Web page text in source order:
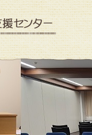
ター